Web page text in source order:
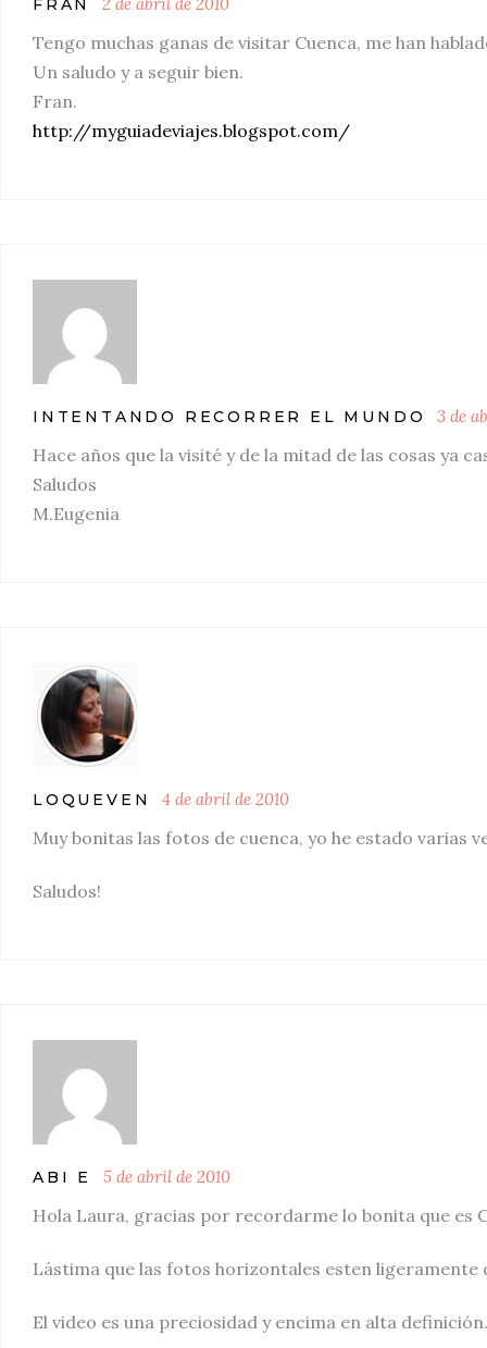
FRAN
Tengo muchas ganas de visitar Cuenca, me han
Un saludo y a seguir bien.
Fran.
http://myguiadeviajes.blogspot.com/
INTENTANDO RECORRER EL MUNDO 3 de
Hace años que la visité y de la mitad de las cosas ya
Saludos
M.Eugenia
LOQUEVEN 4 de abril de 2010
Muy bonitas las fotos de cuenca, yo he estado varias
Saludos!
ABI E 5 de abril de 2010
Hola Laura, gracias por recordarme lo bonita que es
Lástima que las fotos horizontales esten ligeramente
El video es una preciosidad y encima en alta